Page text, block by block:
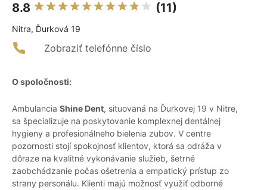
8.8 (11)
Nitra, Ďurková 19
Zobraziť telefónne číslo
O spoločnosti:
Ambulancia Shine Dent, situovaná na Ďurkovej 19 v Nitre,
sa špecializuje na poskytovanie komplexnej dentálnej
hygieny a profesionálneho bielenia zubov. V centre
pozornosti stojí spokojnosť klientov, ktorá sa odráža v
dôraze na kvalitné vykonávanie služieb, šetrné
zaobchádzanie počas ošetrenia a empatický prístup zo
strany personálu. Klienti majú možnosť využiť odborné